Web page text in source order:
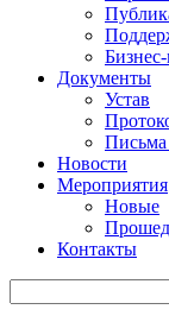
Документы
Устав
Письма
Новости
Мероприятия
Новые
Контакты